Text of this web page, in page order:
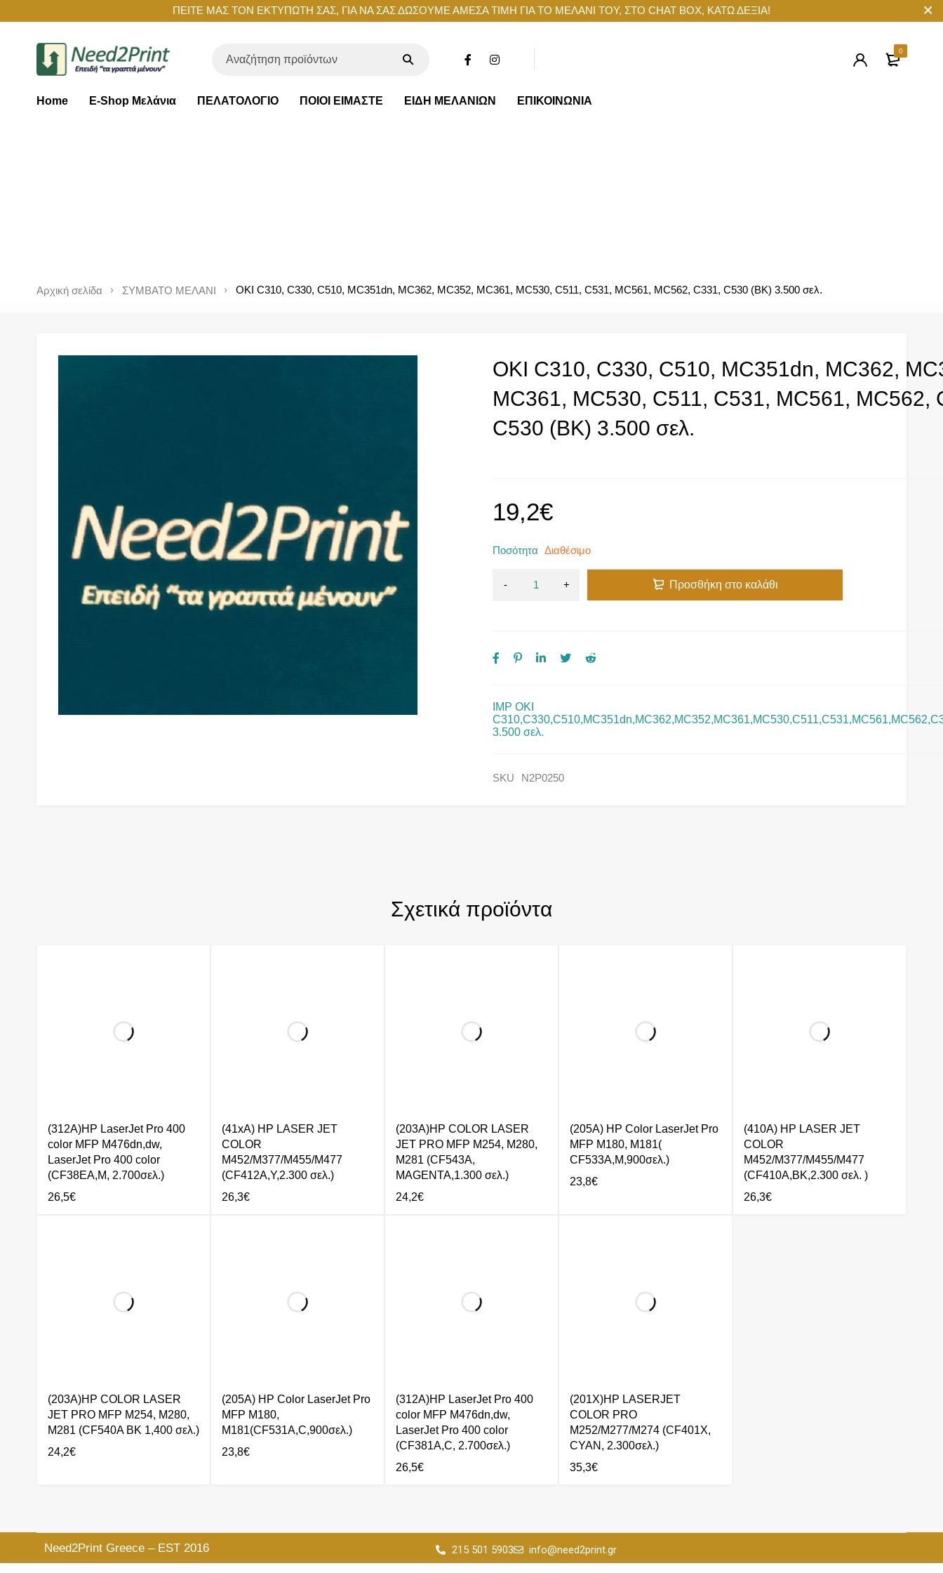
ΠΕΙΤΕ ΜΑΣ ΤΟΝ ΕΚΤΥΠΩΤΗ ΣΑΣ, ΓΙΑ ΝΑ ΣΑΣ ΔΩΣΟΥΜΕ ΑΜΕΣΑ ΤΙΜΗ ΓΙΑ ΤΟ ΜΕΛΑΝΙ ΤΟΥ, ΣΤΟ CHAT BOX, ΚΑΤΩ ΔΕΞΙΑ!
0
Home E-Shop Μελάνια ΠΕΛΑΤΟΛΟΓΙΟ ΠΟΙΟΙ ΕΙΜΑΣΤΕ ΕΙΔΗ ΜΕΛΑΝΙΩΝ ΕΠΙΚΟΙΝΩΝΙΑ
Αρχική σελίδα ΣΥΜΒΑΤΟ ΜΕΛΑΝΙ OKI C310, C330, C510, MC351dn, MC362, MC352, MC361, MC530, C511, C531, MC561, MC562, C331, C530 (BK) 3.500 σελ.
OKI C310, C330, C510, MC351dn, MC362,
MC361, MC530, C511, C531, MC561, MC562,
C530 (BK) 3.500 σελ.
IMP OKI
3.500 σελ.
19,2€
Ποσότητα Διαθέσιμο
Προσθήκη στο καλάθι
SKU N2P0250
Σχετικά προϊόντα
(312A)HP LaserJet Pro 400
color MFP M476dn,dw,
LaserJet Pro 400 color
(CF38EA,M, 2.700σελ.)
26,5€
(41xA) HP LASER JET
COLOR
M452/M377/M455/M477
(CF412A,Y,2.300 σελ.)
26,3€
(203A)HP COLOR LASER
JET PRO MFP M254, M280,
M281 (CF543A,
MAGENTA,1.300 σελ.)
24,2€
(205A) HP Color LaserJet Pro
MFP M180, M181(
CF533A,M,900σελ.)
23,8€
(410A) HP LASER JET
COLOR
M452/M377/M455/M477
(CF410A,BK,2.300 σελ. )
26,3€
(203A)HP COLOR LASER
JET PRO MFP M254, M280,
M281 (CF540A BK 1,400 σελ.)
24,2€
(205A) HP Color LaserJet Pro
MFP M180,
M181(CF531A,C,900σελ.)
23,8€
(312A)HP LaserJet Pro 400
color MFP M476dn,dw,
LaserJet Pro 400 color
(CF381A,C, 2.700σελ.)
26,5€
(201X)HP LASERJET
COLOR PRO
M252/M277/M274 (CF401X,
CYAN, 2.300σελ.)
35,3€
Need2Print Greece – EST 2016
215 501 5903 info@need2print.gr